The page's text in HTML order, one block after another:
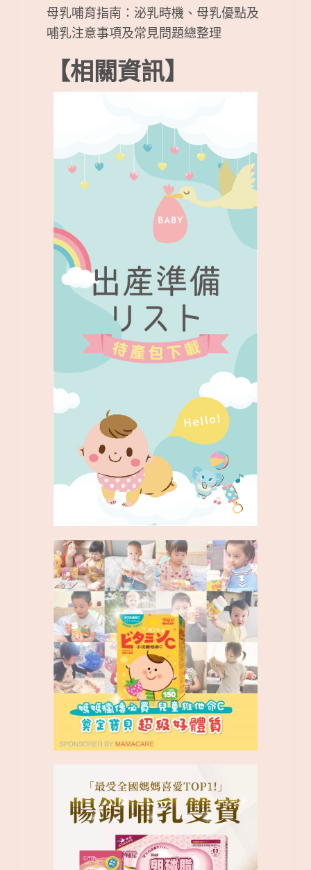
母乳哺育指南：泌乳時機、母乳優點及
哺乳注意事項及常見問題總整理
【相關資訊】